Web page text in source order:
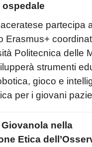
ospedale
partecipa
Erasmus+
Politecnica delle
strumenti
gioco e
per i giovani
nella
Etica